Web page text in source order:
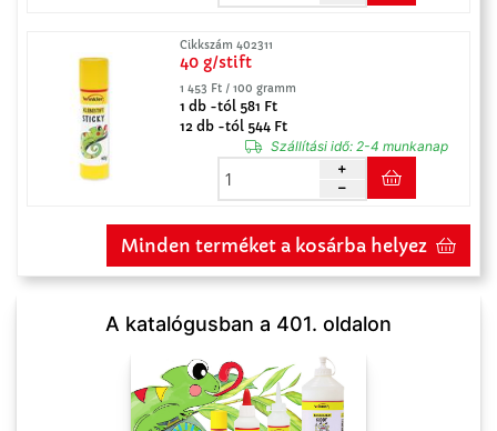
Cikkszám 402311
40 g/stift
1 453 Ft / 100 gramm
1 db -tól 581 Ft
12 db -tól 544 Ft
Szállítási idő:2-4 munkanap
Minden terméket a kosárba helyez
A katalógusban a 401. oldalon